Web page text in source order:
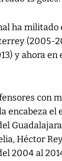
ha militado
(2005-
y ahora en
con
encabeza el
Héctor
2004 al